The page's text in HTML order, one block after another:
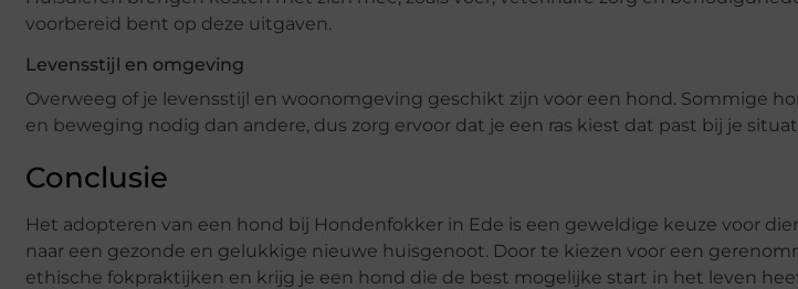
voorbereid bent op deze uitgaven.
Levensstijl en omgeving
Overweeg of je levensstijl en woonomgeving geschikt zijn voor een hond. Sommige
en beweging nodig dan andere, dus zorg ervoor dat je een ras kiest dat past bij je
Conclusie
Het adopteren van een hond bij Hondenfokker in Ede is een geweldige keuze voor
naar een gezonde en gelukkige nieuwe huisgenoot. Door te kiezen voor een
ethische fokpraktijken en krijg je een hond die de best mogelijke start in het leven